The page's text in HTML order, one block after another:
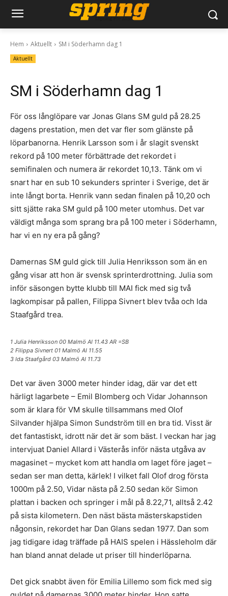
Hem Aktuellt SM i Söderhamn dag 1
Aktuellt
SM i Söderhamn dag 1
För oss långlöpare var Jonas Glans SM guld på 28.25
dagens prestation, men det var fler som glänste på
löparbanorna. Henrik Larsson som i år slagit svenskt
rekord på 100 meter förbättrade det rekordet i
semifinalen och numera är rekordet 10,13. Tänk om vi
snart har en sub 10 sekunders sprinter i Sverige, det är
inte långt borta. Henrik vann sedan finalen på 10,20 och
sitt sjätte raka SM guld på 100 meter utomhus. Det var
väldigt många som sprang bra på 100 meter i Söderhamn,
har vi en ny era på gång?
Damernas SM guld gick till Julia Henriksson som än en
gång visar att hon är svensk sprinterdrottning. Julia som
inför säsongen bytte klubb till MAI fick med sig två
lagkompisar på pallen, Filippa Sivnert blev tvåa och Ida
Staafgård trea.
1 Julia Henriksson 00 Malmö AI 11.43 AR =SB
2 Filippa Sivnert 01 Malmö AI 11.55
3 Ida Staafgård 03 Malmö AI 11.73
Det var även 3000 meter hinder idag, där var det ett
härligt lagarbete – Emil Blomberg och Vidar Johannson
som är klara för VM skulle tillsammans med Olof
Silvander hjälpa Simon Sundström till en bra tid. Visst är
det fantastiskt, idrott när det är som bäst. I veckan har jag
intervjuat Daniel Allard i Västerås inför nästa utgåva av
magasinet – mycket kom att handla om laget före jaget –
sedan ser man detta, kärlek! I vilket fall Olof drog första
1000m på 2.50, Vidar nästa på 2.50 sedan kör Simon
plattan i backen och springer i mål på 8.22,71, alltså 2.42
på sista kilometern. Den näst bästa mästerskapstiden
någonsin, rekordet har Dan Glans sedan 1977. Dan som
jag tidigare idag träffade på HAIS spelen i Hässleholm där
han bland annat delade ut priser till hinderlöparna.
Det gick snabbt även för Emilia Lillemo som fick med sig